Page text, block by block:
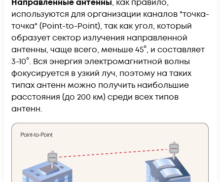
Направленные антенны, как правило,
используются для организации каналов "точка-
точка" (Point-to-Point), так как угол, который
образует сектор излучения направленной
антенны, чаще всего, меньше 45°, и составляет
3-10°. Вся энергия электромагнитной волны
фокусируется в узкий луч, поэтому на таких
типах антенн можно получить наибольшие
расстояния (до 200 км) среди всех типов
антенн.